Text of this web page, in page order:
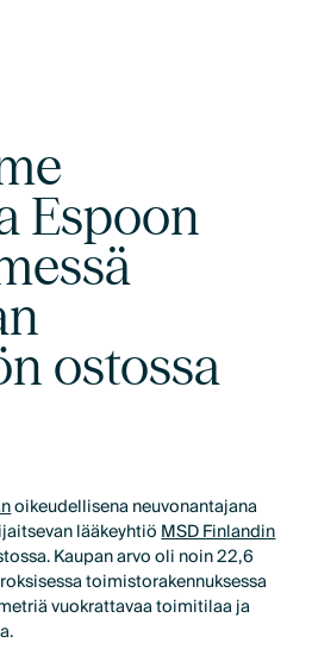
Espoon
ostossa
oikeudellisena neuvonantajana
lääkeyhtiöMSD Finlandin
Kaupan arvo oli noin 22,6
toimistorakennuksessa
vuokrattavaa toimitilaa ja